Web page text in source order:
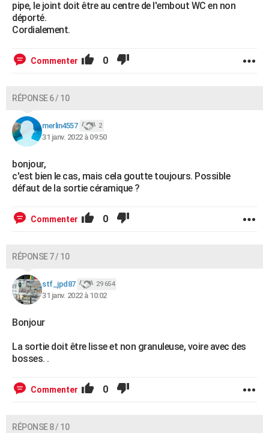
pipe, le joint doit être au centre de l'embout WC en non
déporté.
Cordialement.
Commenter 0
RÉPONSE 6 / 10
merlin4557 2
31 janv. 2022 à 09:50
bonjour,
c'est bien le cas, mais cela goutte toujours. Possible
défaut de la sortie céramique ?
Commenter 0
RÉPONSE 7 / 10
stf_jpd87 29 654
31 janv. 2022 à 10:02
Bonjour
La sortie doit être lisse et non granuleuse, voire avec des
bosses. .
Commenter 0
RÉPONSE 8 / 10